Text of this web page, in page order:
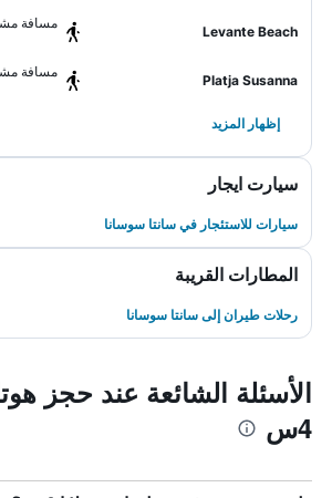
Levante Beach
مسافة مشي إلى 2
Platja Susanna
مسافة مشي إلى 7
إظهار المزيد
سيارت ايجار
سيارات للاستئجار في سانتا سوسانا
المطارات القريبة
رحلات طيران إلى سانتا سوسانا
الأسئلة الشائعة عند حجز
4س